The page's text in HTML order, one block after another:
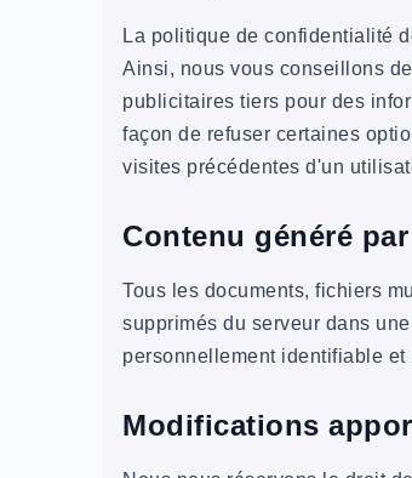
La politique de confidentialité
Ainsi, nous vous conseillons
publicitaires tiers pour des
façon de refuser certaines
visites précédentes d'un
Contenu généré
Tous les documents, fichiers
supprimés du serveur dans
personnellement identifiable
Modifications